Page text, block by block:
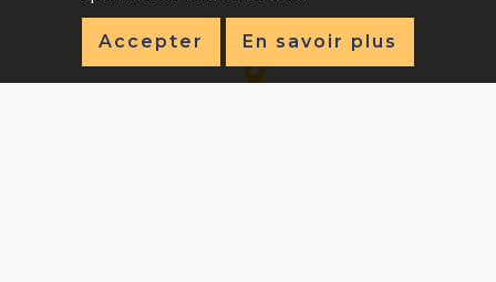
Accepter En savoir plus